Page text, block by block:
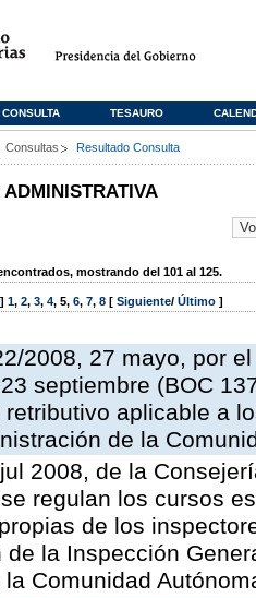
CONSULTA TESAURO
Consultas Resultado Consulta
mostrando del 101 al 125.
] 1, 2, 3, 4, 5, 6, 7, 8 [ Siguiente/ Último ]
2008, 27 mayo, por
septiembre (BOC
retributivo aplicable a
de la
2008, de la
regulan los cursos
de los
de la Inspección
Comunidad